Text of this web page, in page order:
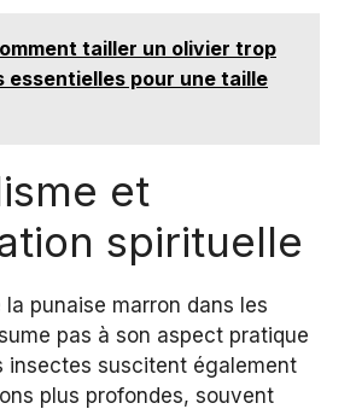
tailler un olivier trop
essentielles pour une taille
et
spirituelle
la punaise marron dans les
pas à son aspect pratique
insectes suscitent également
plus profondes, souvent